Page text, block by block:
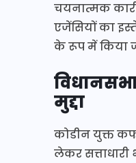
चयनात्मक
एजेंसियों का
के रूप में किया
मुद्दा
कोडीन युक्त
लेकर सत्ताधारी